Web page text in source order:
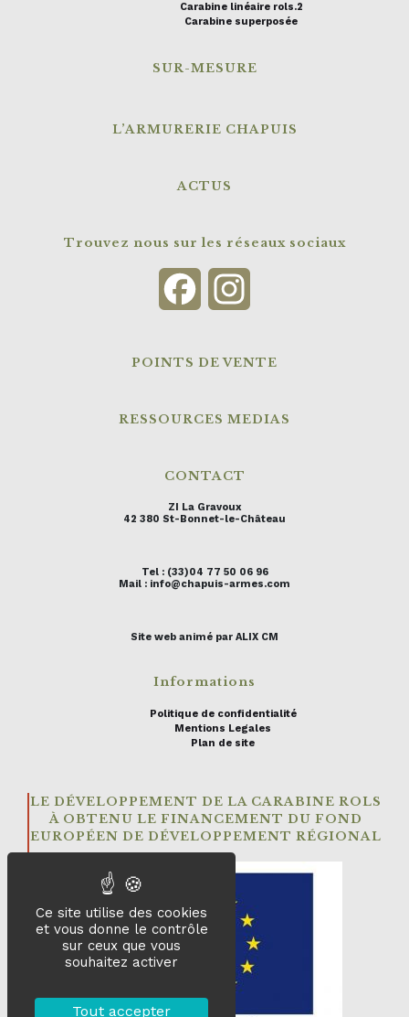
Carabine linéaire rols.2
Carabine superposée
SUR-MESURE
L’ARMURERIE CHAPUIS
ACTUS
Trouvez nous sur les réseaux sociaux
Facebook
POINTS DE VENTE
RESSOURCES MEDIAS
CONTACT
ZI La Gravoux
42 380 St-Bonnet-le-Château
Tel : (33)04 77 50 06 96
Mail : info@chapuis-armes.com
Site web animé par ALIX CM
Informations
Politique de confidentialité
Mentions Legales
Plan de site
LE DÉVELOPPEMENT DE LA CARABINE ROLS
À OBTENU LE FINANCEMENT DU FOND
EUROPÉEN DE DÉVELOPPEMENT RÉGIONAL
Ce site utilise des cookies
et vous donne le contrôle
sur ceux que vous
souhaitez activer
Tout accepter